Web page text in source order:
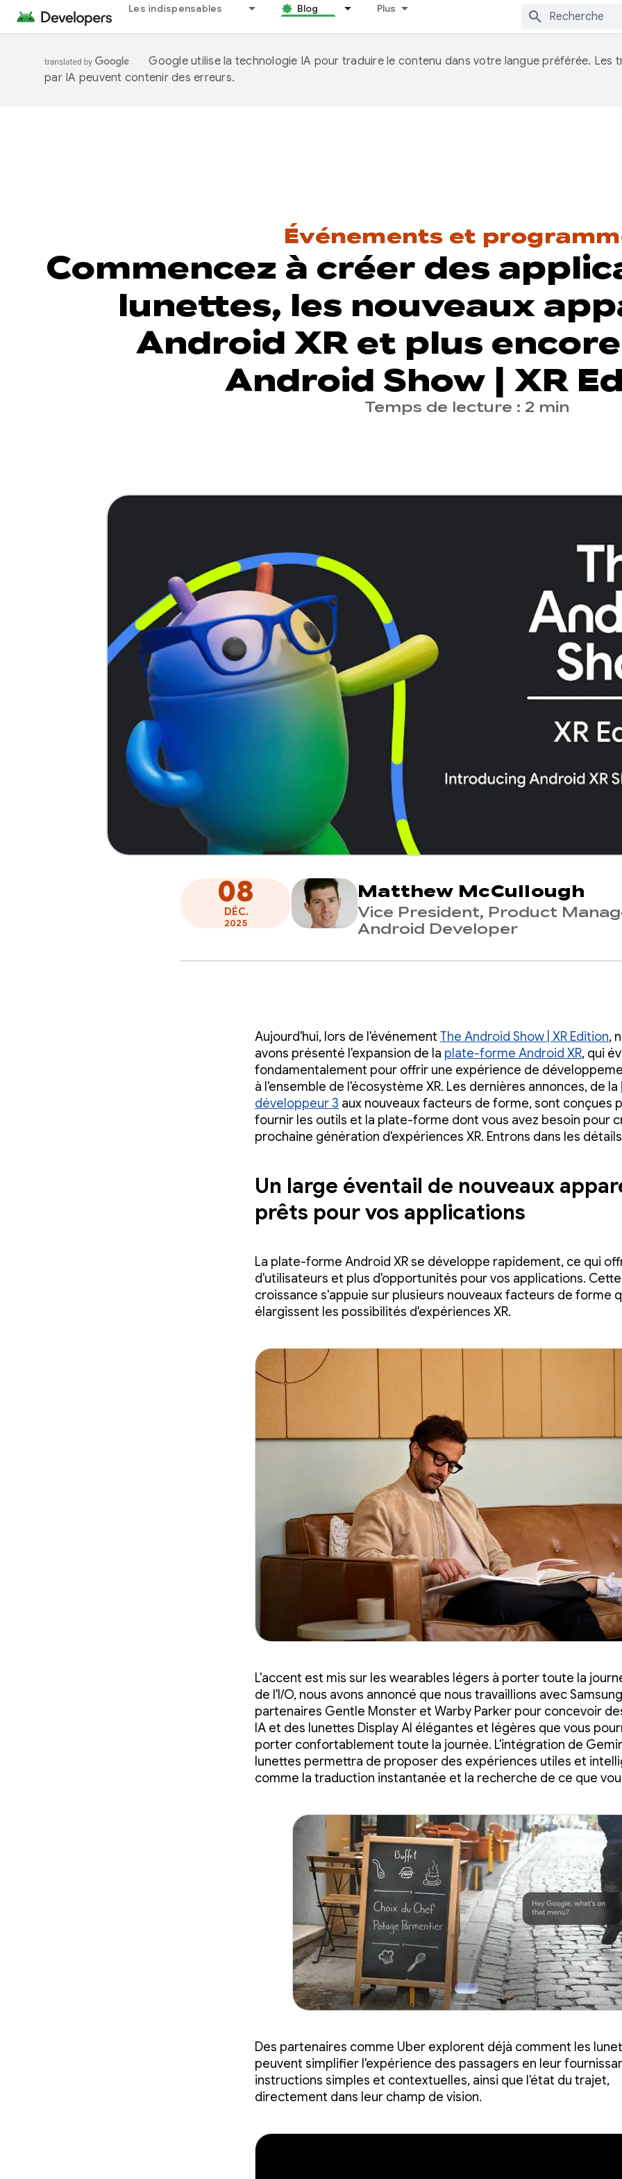
Les indispensables Blog Plus
Google utilise la technologie IA pour traduire le contenu dans votre langue préférée. Les
par IA peuvent contenir des erreurs.
Événements et
Commencez à créer des
lunettes, les nouveaux
Android XR et plus
Android Show | XR
Temps de lecture : 2 min
08
DÉC.
2025
Matthew McCullough
Vice President, Product
Android Developer
Aujourd'hui, lors de l'événement The Android Show | XR Edition,
avons présenté l'expansion de la plate-forme Android XR, qui
fondamentalement pour offrir une expérience de
à l'ensemble de l'écosystème XR. Les dernières annonces, de la
développeur 3 aux nouveaux facteurs de forme, sont conçues
fournir les outils et la plate-forme dont vous avez besoin pour
prochaine génération d'expériences XR. Entrons dans les
Un large éventail de nouveaux
prêts pour vos applications
La plate-forme Android XR se développe rapidement, ce qui
d'utilisateurs et plus d'opportunités pour vos applications. Cette
croissance s'appuie sur plusieurs nouveaux facteurs de forme
élargissent les possibilités d'expériences XR.
L'accent est mis sur les wearables légers à porter toute la
de l'I/O, nous avons annoncé que nous travaillions avec
partenaires Gentle Monster et Warby Parker pour concevoir
IA et des lunettes Display AI élégantes et légères que vous
porter confortablement toute la journée. L'intégration de
lunettes permettra de proposer des expériences utiles et
comme la traduction instantanée et la recherche de ce que
Des partenaires comme Uber explorent déjà comment les
peuvent simplifier l'expérience des passagers en leur
instructions simples et contextuelles, ainsi que l'état du trajet,
directement dans leur champ de vision.